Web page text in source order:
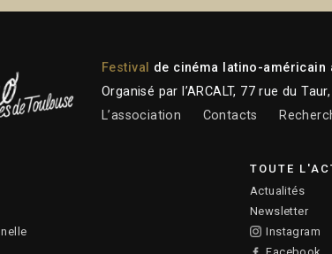
Festival
de cinéma latino-américain
Organisé par l’ARCALT, 77 rue du
L’association
Contacts
TOUTE
Actualités
Newsletter
Instagram